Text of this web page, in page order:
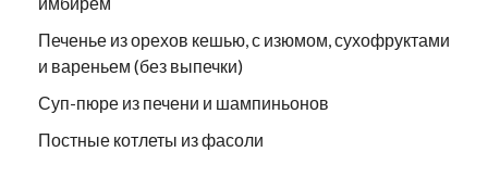
Печенье из орехов кешью, с изюмом, сухофруктами
и вареньем (без выпечки)
Суп-пюре из печени и шампиньонов
Постные котлеты из фасоли